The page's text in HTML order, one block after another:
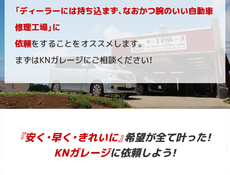
「ディーラーには持ち込まず、なおかつ腕のいい自動車
修理工場」に
依頼をすることをオススメします。
まずはKNガレージにご相談ください！
『安く・早く・きれいに』希望が全て叶った!
KNガレージに依頼しよう!